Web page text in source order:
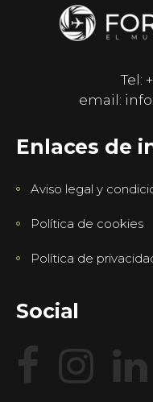
Tel:
email:
Enlaces de
Aviso legal y
Política de cookies
Política de
Social